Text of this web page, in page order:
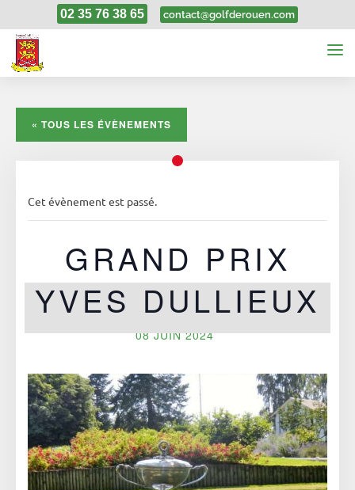
02 35 76 38 65 contact@golfderouen.com
« TOUS LES ÉVÈNEMENTS
Cet évènement est passé.
GRAND PRIX
YVES DULLIEUX
08 JUIN 2024